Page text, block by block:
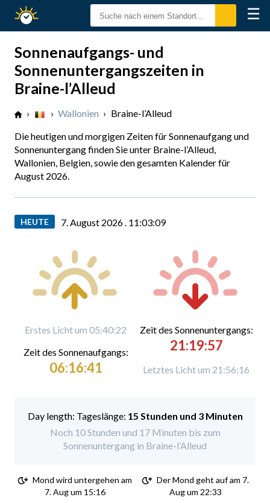
Sonnenzeiten ☰
Sonnenaufgangs- und
Sonnenuntergangszeiten in
Braine-l’Alleud
› › Wallonien › Braine-l’Alleud
Die heutigen und morgigen Zeiten für Sonnenaufgang und
Sonnenuntergang finden Sie unter Braine-l’Alleud,
Wallonien, Belgien, sowie den gesamten Kalender für
August 2026.
HEUTE 7. August 2026 . 11:03:10
Erstes Licht um 05:40:22
Zeit des Sonnenaufgangs:
06:16:41
Zeit des Sonnenuntergangs:
21:19:57
Letztes Licht um 21:56:16
Tageslänge: 15 Stunden und 3 Minuten
Noch 10 Stunden und 17 Minuten bis zum
Sonnenuntergang in Braine-l’Alleud
Mond wird untergehen am
7. Aug um 15:16
Der Mond geht auf am 7.
Aug um 22:33